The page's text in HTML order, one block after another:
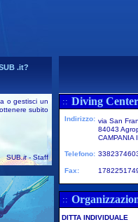
.it?
o gestisci un
subito
SUB.it- Staff
:: Diving
Indirizzo: via San
84043
CAMPANIA
Telefono:
Fax:
::
DITTA INDIVIDUALE